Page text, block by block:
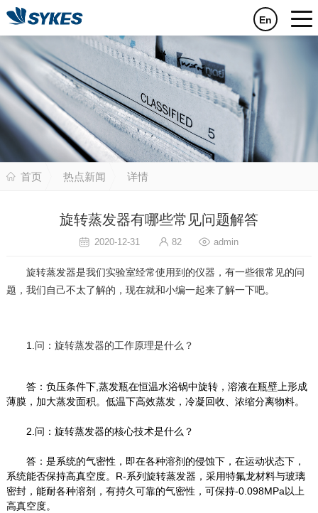
En
首页 热点新闻 详情
旋转蒸发器有哪些常见问题解答
2020-12-31 82 admin
旋转蒸发器是我们实验室经常使用到的仪器，有一些很常见的问
题，我们自己不太了解的，现在就和小编一起来了解一下吧。
1.问：旋转蒸发器的工作原理是什么？
答：负压条件下,蒸发瓶在恒温水浴锅中旋转，溶液在瓶壁上形成
薄膜，加大蒸发面积。低温下高效蒸发，冷凝回收、浓缩分离物料。
2.问：旋转蒸发器的核心技术是什么？
答：是系统的气密性，即在各种溶剂的侵蚀下，在运动状态下，
系统能否保持高真空度。R-系列旋转蒸发器，采用特氟龙材料与玻璃
密封，能耐各种溶剂，有持久可靠的气密性，可保持-0.098MPa以上
高真空度。